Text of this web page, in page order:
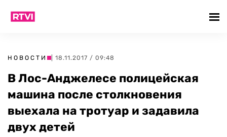
НОВОСТИ | 18.11.2017 / 09:48
В Лос-Анджелесе полицейская
машина после столкновения
выехала на тротуар и задавила
двух детей